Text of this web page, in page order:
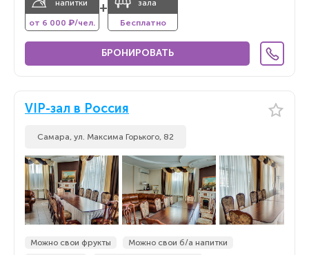
напитки
от 6 000 ₽/чел.
+ зала
Бесплатно
БРОНИРОВАТЬ
VIP-зал в Россия
Самара, ул. Максима Горького, 82
Можно свои фрукты
Можно свои б/а напитки